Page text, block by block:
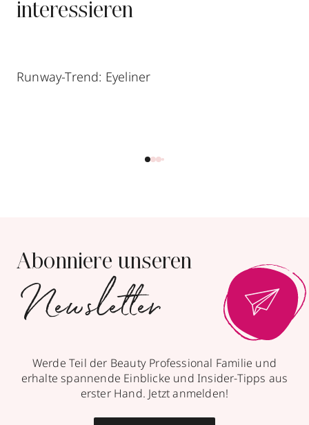
interessieren
Runway-Trend: Eyeliner
Abonniere unseren
Newsletter
Werde Teil der Beauty Professional Familie und
erhalte spannende Einblicke und Insider-Tipps aus
erster Hand. Jetzt anmelden!